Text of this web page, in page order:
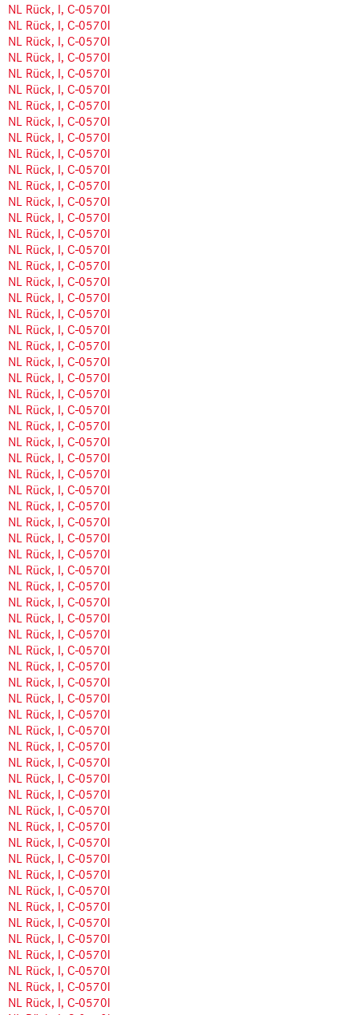
NL Rück, I, C-0570l
NL Rück, I, C-0570l
NL Rück, I, C-0570l
NL Rück, I, C-0570l
NL Rück, I, C-0570l
NL Rück, I, C-0570l
NL Rück, I, C-0570l
NL Rück, I, C-0570l
NL Rück, I, C-0570l
NL Rück, I, C-0570l
NL Rück, I, C-0570l
NL Rück, I, C-0570l
NL Rück, I, C-0570l
NL Rück, I, C-0570l
NL Rück, I, C-0570l
NL Rück, I, C-0570l
NL Rück, I, C-0570l
NL Rück, I, C-0570l
NL Rück, I, C-0570l
NL Rück, I, C-0570l
NL Rück, I, C-0570l
NL Rück, I, C-0570l
NL Rück, I, C-0570l
NL Rück, I, C-0570l
NL Rück, I, C-0570l
NL Rück, I, C-0570l
NL Rück, I, C-0570l
NL Rück, I, C-0570l
NL Rück, I, C-0570l
NL Rück, I, C-0570l
NL Rück, I, C-0570l
NL Rück, I, C-0570l
NL Rück, I, C-0570l
NL Rück, I, C-0570l
NL Rück, I, C-0570l
NL Rück, I, C-0570l
NL Rück, I, C-0570l
NL Rück, I, C-0570l
NL Rück, I, C-0570l
NL Rück, I, C-0570l
NL Rück, I, C-0570l
NL Rück, I, C-0570l
NL Rück, I, C-0570l
NL Rück, I, C-0570l
NL Rück, I, C-0570l
NL Rück, I, C-0570l
NL Rück, I, C-0570l
NL Rück, I, C-0570l
NL Rück, I, C-0570l
NL Rück, I, C-0570l
NL Rück, I, C-0570l
NL Rück, I, C-0570l
NL Rück, I, C-0570l
NL Rück, I, C-0570l
NL Rück, I, C-0570l
NL Rück, I, C-0570l
NL Rück, I, C-0570l
NL Rück, I, C-0570l
NL Rück, I, C-0570l
NL Rück, I, C-0570l
NL Rück, I, C-0570l
NL Rück, I, C-0570l
NL Rück, I, C-0570l